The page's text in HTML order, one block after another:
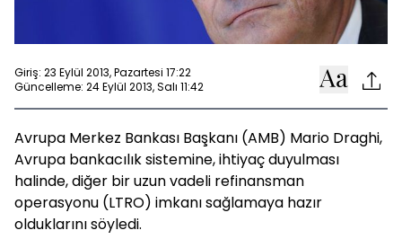
Giriş: 23 Eylül 2013, Pazartesi 17:22
Güncelleme: 24 Eylül 2013, Salı 11:42
Avrupa Merkez Bankası Başkanı (AMB) Mario Draghi,
Avrupa bankacılık sistemine, ihtiyaç duyulması
halinde, diğer bir uzun vadeli refinansman
operasyonu (LTRO) imkanı sağlamaya hazır
olduklarını söyledi.